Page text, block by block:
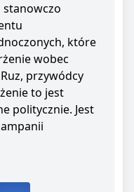
stanowczo
które
wobec
przywódcy
to jest
politycznie. Jest